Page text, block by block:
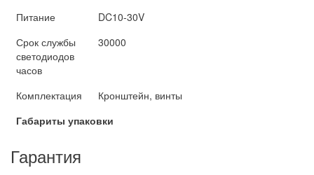
Питание
DC10-30V
Срок службы
светодиодов
часов
30000
Комплектация
Кронштейн, винты
Габариты упаковки
Гарантия